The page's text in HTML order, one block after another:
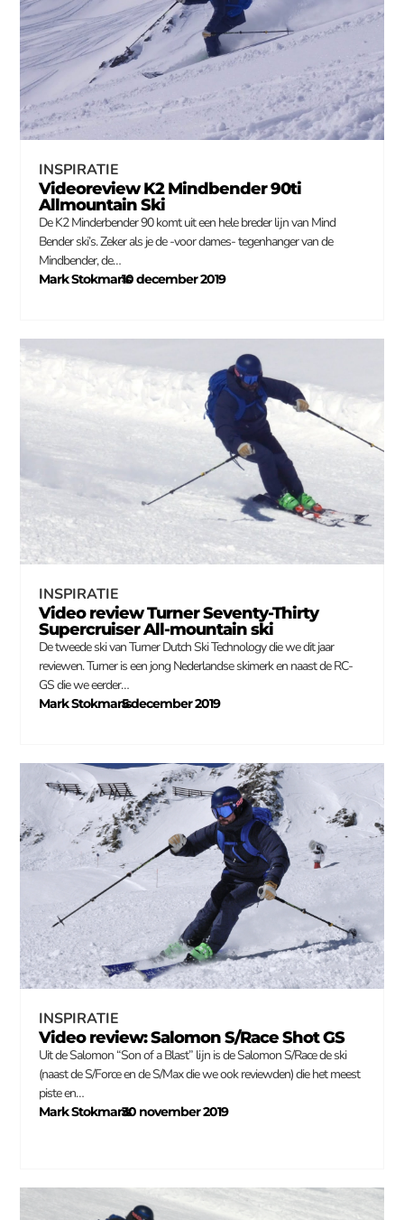
INSPIRATIE
Videoreview K2 Mindbender 90ti
Allmountain Ski
De K2 Minderbender 90 komt uit een hele breder lijn van Mind
Bender ski’s. Zeker als je de -voor dames- tegenhanger van de
Mindbender, de…
Mark Stokmans
–
10 december 2019
INSPIRATIE
Video review Turner Seventy-Thirty
Supercruiser All-mountain ski
De tweede ski van Turner Dutch Ski Technology die we dit jaar
reviewen. Turner is een jong Nederlandse skimerk en naast de RC-
GS die we eerder…
Mark Stokmans
–
5 december 2019
INSPIRATIE
Video review: Salomon S/Race Shot GS
Uit de Salomon “Son of a Blast” lijn is de Salomon S/Race de ski
(naast de S/Force en de S/Max die we ook reviewden) die het meest
piste en…
Mark Stokmans
–
30 november 2019